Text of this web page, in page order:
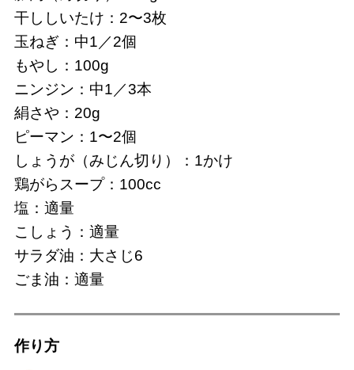
干ししいたけ：2〜3枚
玉ねぎ：中1／2個
もやし：100g
ニンジン：中1／3本
絹さや：20g
ピーマン：1〜2個
しょうが（みじん切り）：1かけ
鶏がらスープ：100cc
塩：適量
こしょう：適量
サラダ油：大さじ6
ごま油：適量
作り⽅